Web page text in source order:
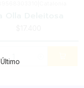
Último